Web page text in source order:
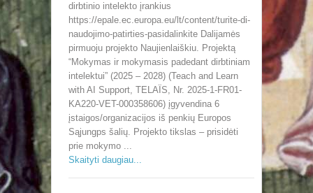
dirbtinio intelekto įrankius
https://epale.ec.europa.eu/lt/content/turite-di-
naudojimo-patirties-pasidalinkite Dalijamės
pirmuoju projekto Naujienlaiškiu. Projektą
“Mokymas ir mokymasis padedant dirbtiniam
intelektui” (2025 – 2028) (Teach and Learn
with AI Support, TELAÏS, Nr. 2025-1-FR01-
KA220-VET-000358606) įgyvendina 6
įstaigos/organizacijos iš penkių Europos
Sąjungps šalių. Projekto tikslas – prisidėti
prie mokymo ...
Skaityti daugiau...